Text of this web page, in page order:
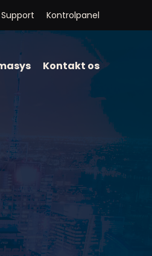
Support Kontrolpanel
Kontakt os